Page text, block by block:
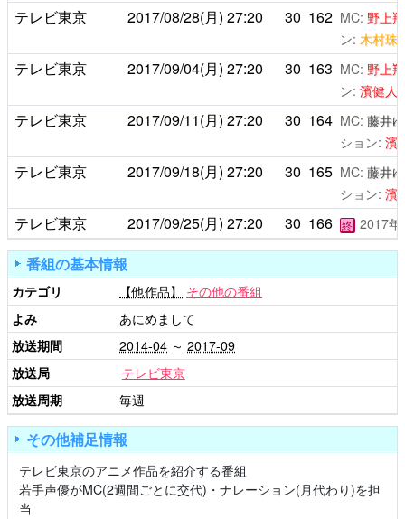
テレビ東京 2017/08/28(月) 27:20 30 162 MC: 野上翔
ン: 木村珠
テレビ東京 2017/09/04(月) 27:20 30 163 MC: 野上翔
ン: 濱健人
テレビ東京 2017/09/11(月) 27:20 30 164 MC: 藤井
ション: 濱
テレビ東京 2017/09/18(月) 27:20 30 165 MC: 藤井
ション: 濱
テレビ東京 2017/09/25(月) 27:20 30 166 終 2017
番組の基本情報
カテゴリ 【他作品】
その他の番組
よみ
あにめまして
放送期間
2014-04 ～ 2017-09
放送局
テレビ東京
放送周期
毎週
その他補足情報
テレビ東京のアニメ作品を紹介する番組
若手声優がMC(2週間ごとに交代)・ナレーション(月代わり)を担
当